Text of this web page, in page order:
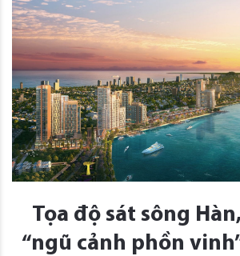
Tọa độ sát sông
“ngũ cảnh phồn